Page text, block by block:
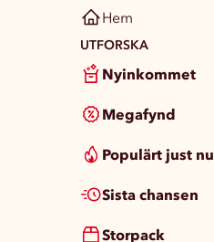
Hem
UTFORSKA
Nyinkommet
Megafynd
Populärt just nu
Sista chansen
Storpack